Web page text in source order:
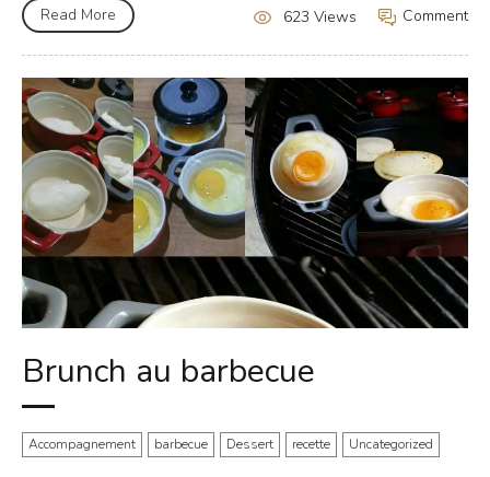
Read More Comment
623 Views
Brunch au barbecue
Accompagnement barbecue Dessert recette Uncategorized